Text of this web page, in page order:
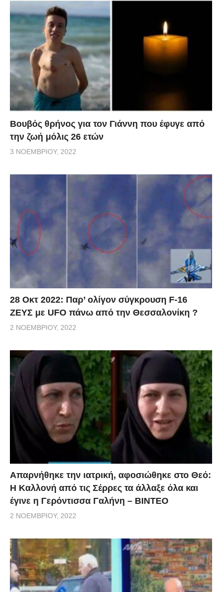
Βουβός θρήνος για τον Γιάννη που έφυγε από
την ζωή μόλις 26 ετών
3 ΝΟΕΜΒΡΊΟΥ, 2022
28 Οκτ 2022: Παρ’ ολίγον σύγκρουση F-16
ΖΕΥΣ με UFO πάνω από την Θεσσαλονίκη ?
2 ΝΟΕΜΒΡΊΟΥ, 2022
Απαρνήθηκε την ιατρική, αφοσιώθηκε στο Θεό:
Η Καλλονή από τις Σέρρες τα άλλαξε όλα και
έγινε η Γερόντισσα Γαλήνη – ΒΙΝΤΕΟ
2 ΝΟΕΜΒΡΊΟΥ, 2022